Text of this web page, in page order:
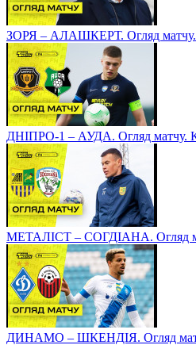
ЗОРЯ – АЛАШКЕРТ. Огляд матчу.
ДНІПРО-1 – АУДА. Огляд матчу.
МЕТАЛІСТ – СОГДІАНА. Огляд
ДИНАМО – ШКЕНДІЯ. Огляд